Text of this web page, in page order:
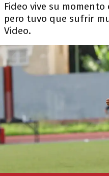
Fideo vive su
pero tuvo que sufrir
Video.